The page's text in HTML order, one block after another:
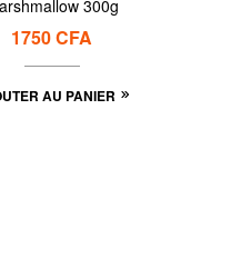
300g
1750CFA
AU PANIER